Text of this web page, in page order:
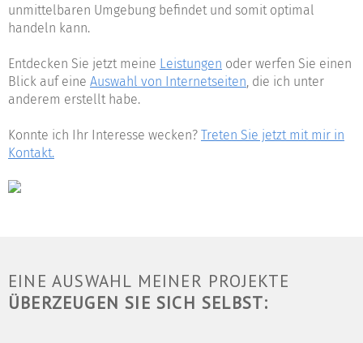
unmittelbaren Umgebung befindet und somit optimal
handeln kann.
Entdecken Sie jetzt meine Leistungen oder werfen Sie einen
Blick auf eine Auswahl von Internetseiten , die ich unter
anderem erstellt habe.
Konnte ich Ihr Interesse wecken?
Treten Sie jetzt mit mir in
Kontakt.
EINE AUSWAHL MEINER PROJEKTE
ÜBERZEUGEN SIE SICH SELBST: